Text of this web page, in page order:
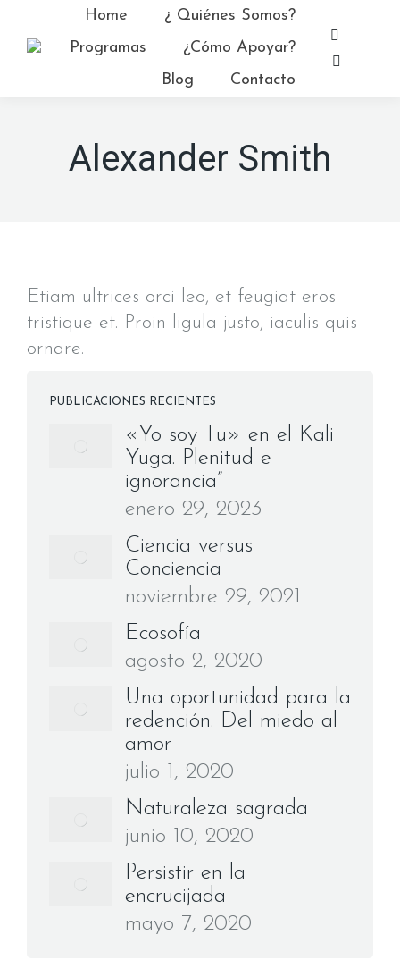
Home
¿ Quiénes Somos?
Programas
¿Cómo Apoyar?
Blog
Contacto
page
Alexander Smith
Etiam ultrices orci leo, et feugiat eros
tristique et. Proin ligula justo, iaculis quis
ornare.
PUBLICACIONES RECIENTES
«Yo soy Tu» en el Kali
Yuga. Plenitud e
ignorancia”
enero 29, 2023
Ciencia versus
Conciencia
noviembre 29, 2021
Ecosofía
agosto 2, 2020
Una oportunidad para la
redención. Del miedo al
amor
julio 1, 2020
Naturaleza sagrada
junio 10, 2020
Persistir en la
encrucijada
mayo 7, 2020